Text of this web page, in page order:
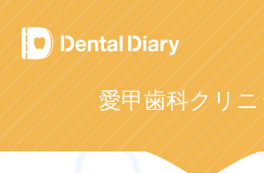
Skip
to
content
愛甲歯科クリニ